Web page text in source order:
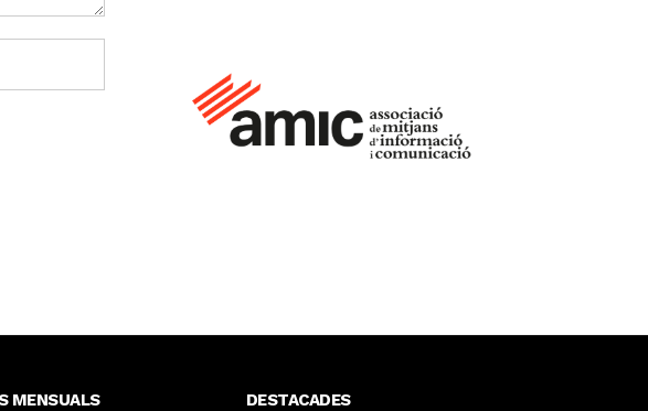
MENSUALS DESTACADES